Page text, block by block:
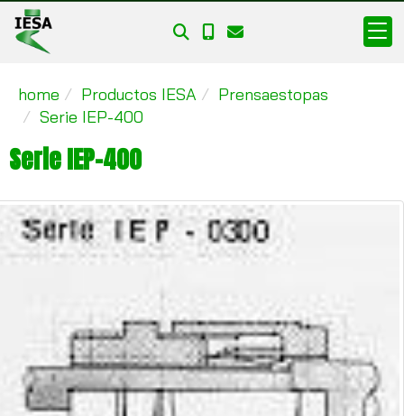
home Productos IESA
Prensaestopas
Serie IEP-400
Serie IEP-400